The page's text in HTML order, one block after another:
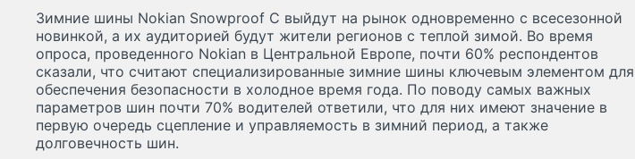
Зимние шины Nokian Snowproof C выйдут на рынок одновременно с всесезонной
новинкой, а их аудиторией будут жители регионов с теплой зимой. Во время
опроса, проведенного Nokian в Центральной Европе, почти 60% респондентов
сказали, что считают специализированные зимние шины ключевым элементом для
обеспечения безопасности в холодное время года. По поводу самых важных
параметров шин почти 70% водителей ответили, что для них имеют значение в
первую очередь сцепление и управляемость в зимний период, а также
долговечность шин.